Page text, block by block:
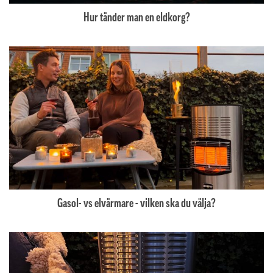
Hur tänder man en eldkorg?
Gasol- vs elvärmare - vilken ska du välja?